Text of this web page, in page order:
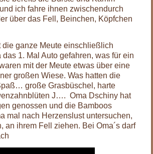
ich fahre ihnen zwischendurch
über das Fell, Beinchen, Köpfchen
die ganze Meute einschließlich
das 1. Mal Auto gefahren, was für ein
mit der Meute etwas über eine
großen Wiese. Was hatten die
große Grasbüschel, harte
J…. Oma Dschiny hat
genossen und die Bamboos
mal nach Herzenslust untersuchen,
an ihrem Fell ziehen. Bei Oma´s darf